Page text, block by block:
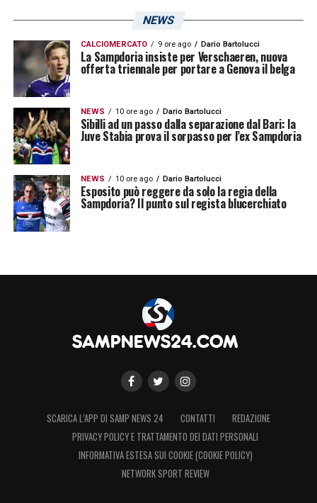
NEWS
CALCIOMERCATO 9 ore ago Dario Bartolucci
La Sampdoria insiste per Verschaeren, nuova
offerta triennale per portare a Genova il belga
NEWS 10 ore ago Dario Bartolucci
Sibilli ad un passo dalla separazione dal Bari: la
Juve Stabia prova il sorpasso per l’ex Sampdoria
NEWS 10 ore ago Dario Bartolucci
Esposito può reggere da solo la regia della
Sampdoria? Il punto sul regista blucerchiato
SCARICA L’APP DI SAMP NEWS 24 CONTATTI
REDAZIONE
PRIVACY POLICY E TRATTAMENTO DEI DATI PERSONALI
INFORMATIVA ESTESA SUI COOKIE (COOKIE POLICY)
NETWORK SPORT REVIEW